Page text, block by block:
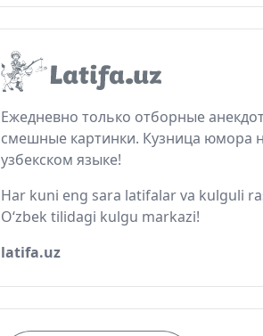
Ежедневно только отборные
смешные картинки. Кузница юмора
узбекском языке!
Har kuni eng sara latifalar va kulguli
O‘zbek tilidagi kulgu markazi!
latifa.uz